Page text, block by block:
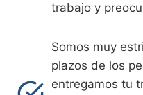
trabajo y
Somos muy
plazos de los
entregamos tu